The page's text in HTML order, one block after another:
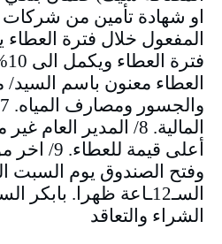
او شهادة تأمين من شركات
المفعول خلال فترة
العطاء معنون باسم
المالية. 8/ المدير
أعلى قيمة
السـ12ـاعة ظهرا. بابكر
الشراء والتعاقد